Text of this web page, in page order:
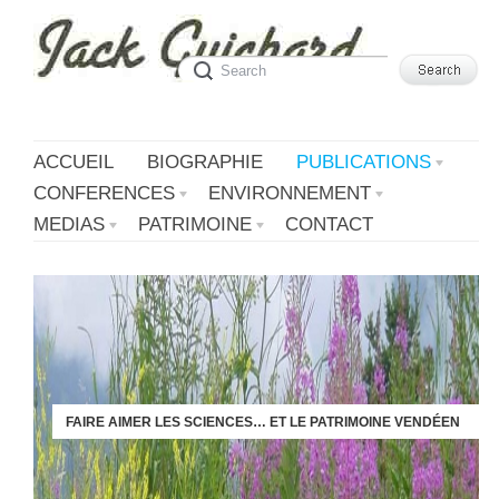
ACCUEIL BIOGRAPHIE
PUBLICATIONS
CONFERENCES
ENVIRONNEMENT
MEDIAS
PATRIMOINE CONTACT
FAIRE AIMER LES SCIENCES… ET LE PATRIMOINE VENDÉEN